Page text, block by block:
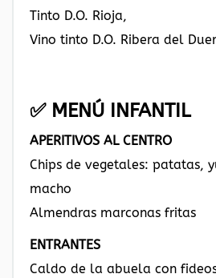
Tinto D.O. Rioja,
Vino tinto D.O. Ribera del
✅ MENÚ INFANTIL
APERITIVOS AL CENTRO
Chips de vegetales: patatas,
macho
Almendras marconas fritas
ENTRANTES
Caldo de la abuela con